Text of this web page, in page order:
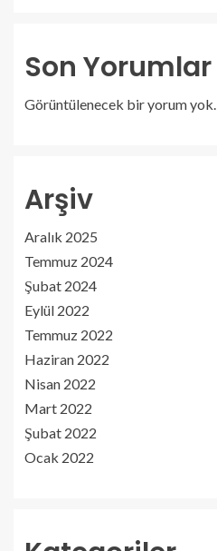
Son Yorumlar
Görüntülenecek bir yorum yok.
Arşiv
Aralık 2025
Temmuz 2024
Şubat 2024
Eylül 2022
Temmuz 2022
Haziran 2022
Nisan 2022
Mart 2022
Şubat 2022
Ocak 2022